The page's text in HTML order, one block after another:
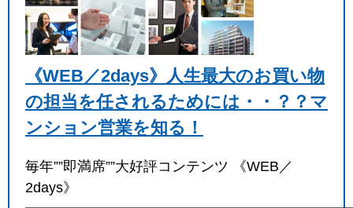
《WEB／2days》人生最大のお買い物
の担当を任されるためには・・？？マ
ンション営業を知る！
毎年””即満席””大好評コンテンツ 《WEB／
2days》